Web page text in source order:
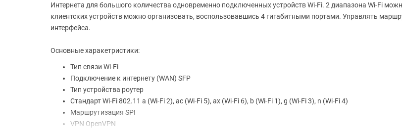
Интернета для большого количества одновременно подключенных устройств Wi-Fi. 2 диапазона Wi-Fi
клиентских устройств можно организовать, воспользовавшись 4 гигабитными портами. Управлять
интерфейса.
Основные харакетристики:
Тип связи Wi-Fi
Подключение к интернету (WAN) SFP
Тип устройства роутер
Стандарт Wi-Fi 802.11 a (Wi-Fi 2), ac (Wi-Fi 5), ax (Wi-Fi 6), b (Wi-Fi 1), g (Wi-Fi 3), n (Wi-Fi 4)
Маршрутизация SPI
VPN OpenVPN